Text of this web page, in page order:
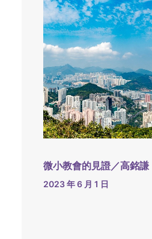
微小教會的見證／高銘謙
2023 年 6 月 1 日